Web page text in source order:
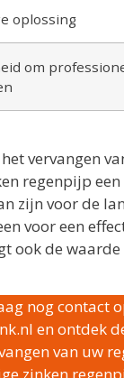
oplossing
om
vervangen
regenpijp
zijn voor de
voor een
ook de waarde
nog contact
en ontdek
van uw